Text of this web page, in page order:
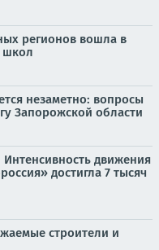
регионов вошла в
школ
незаметно: вопросы
Запорожской области
движения
достигла 7 тысяч
строители и